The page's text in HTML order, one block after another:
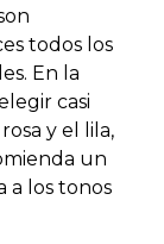
todos los
En la
casi
y el lila,
un
a los tonos